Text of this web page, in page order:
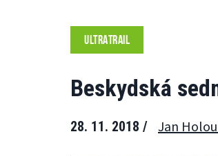
ULTRATRAIL
Beskydská
28. 11. 2018 / Jan